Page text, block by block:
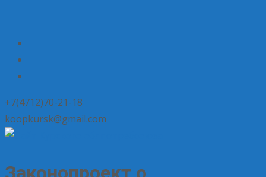
+7(4712)70-21-18
koopkursk@gmail.com